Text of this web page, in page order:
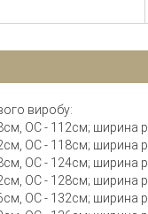
виробу:
ОС - 112см; ширина
ОС - 118см; ширина
ОС - 124см; ширина
ОС - 128см; ширина
ОС - 132см; ширина